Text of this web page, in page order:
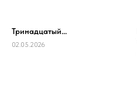
Тринадцатый...
02.05.2026